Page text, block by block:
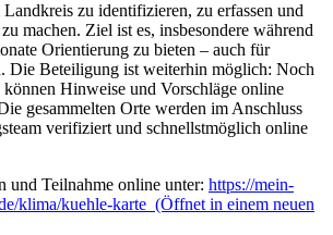
zu identifizieren, zu erfassen und
machen. Ziel ist es, insbesondere während
Orientierung zu bieten – auch für
Die Beteiligung ist weiterhin möglich: Noch
Hinweise und Vorschläge online
gesammelten Orte werden im Anschluss
verifiziert und schnellstmöglich online
und Teilnahme online unter: https://mein-
klima/kuehle-karte (Öffnet in einem neuen